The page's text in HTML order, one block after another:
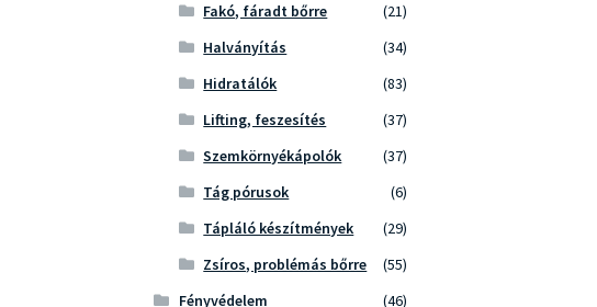
Fakó, fáradt bőrre
(21)
Halványítás
(34)
Hidratálók
(83)
Lifting, feszesítés
(37)
Szemkörnyékápolók
(37)
Tág pórusok
(6)
Tápláló készítmények
(29)
Zsíros, problémás bőrre
(55)
Fényvédelem
(46)